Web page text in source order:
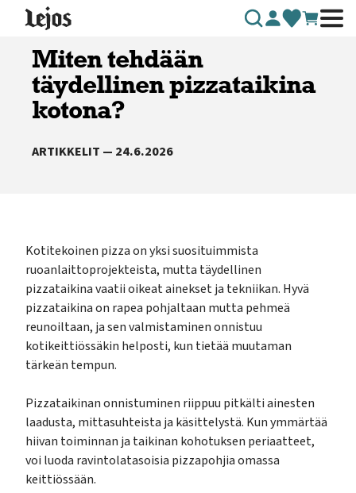
Siirry sisältöön
Miten tehdään
täydellinen pizzataikina
kotona?
ARTIKKELIT — 24.6.2026
Kotitekoinen pizza on yksi suosituimmista
ruoanlaittoprojekteista, mutta täydellinen
pizzataikina vaatii oikeat ainekset ja tekniikan. Hyvä
pizzataikina on rapea pohjaltaan mutta pehmeä
reunoiltaan, ja sen valmistaminen onnistuu
kotikeittiössäkin helposti, kun tietää muutaman
tärkeän tempun.
Pizzataikinan onnistuminen riippuu pitkälti ainesten
laadusta, mittasuhteista ja käsittelystä. Kun ymmärtää
hiivan toiminnan ja taikinan kohotuksen periaatteet,
voi luoda ravintolatasoisia pizzapohjia omassa
keittiössään.